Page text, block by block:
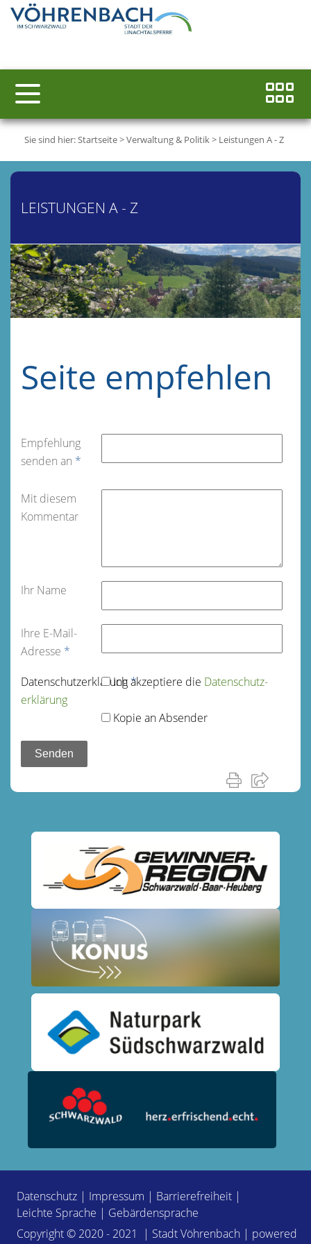
Sie sind hier:Startseite>Verwaltung & Politik> Leistungen A - Z
LEISTUNGEN A - Z
Seite empfehlen
Empfehlung
senden an *
Mit diesem
Kommentar
Ihr Name
Ihre E-Mail-
Adresse *
Datenschutz­erklärung*
Ich akzeptiere die Datenschutz­
erklärung
Kopie an Absender
Datenschutz | Impressum | Barrierefreiheit |
Leichte Sprache | Gebärdensprache
Copyright © 2020 - 2021 | Stadt Vöhrenbach | powered